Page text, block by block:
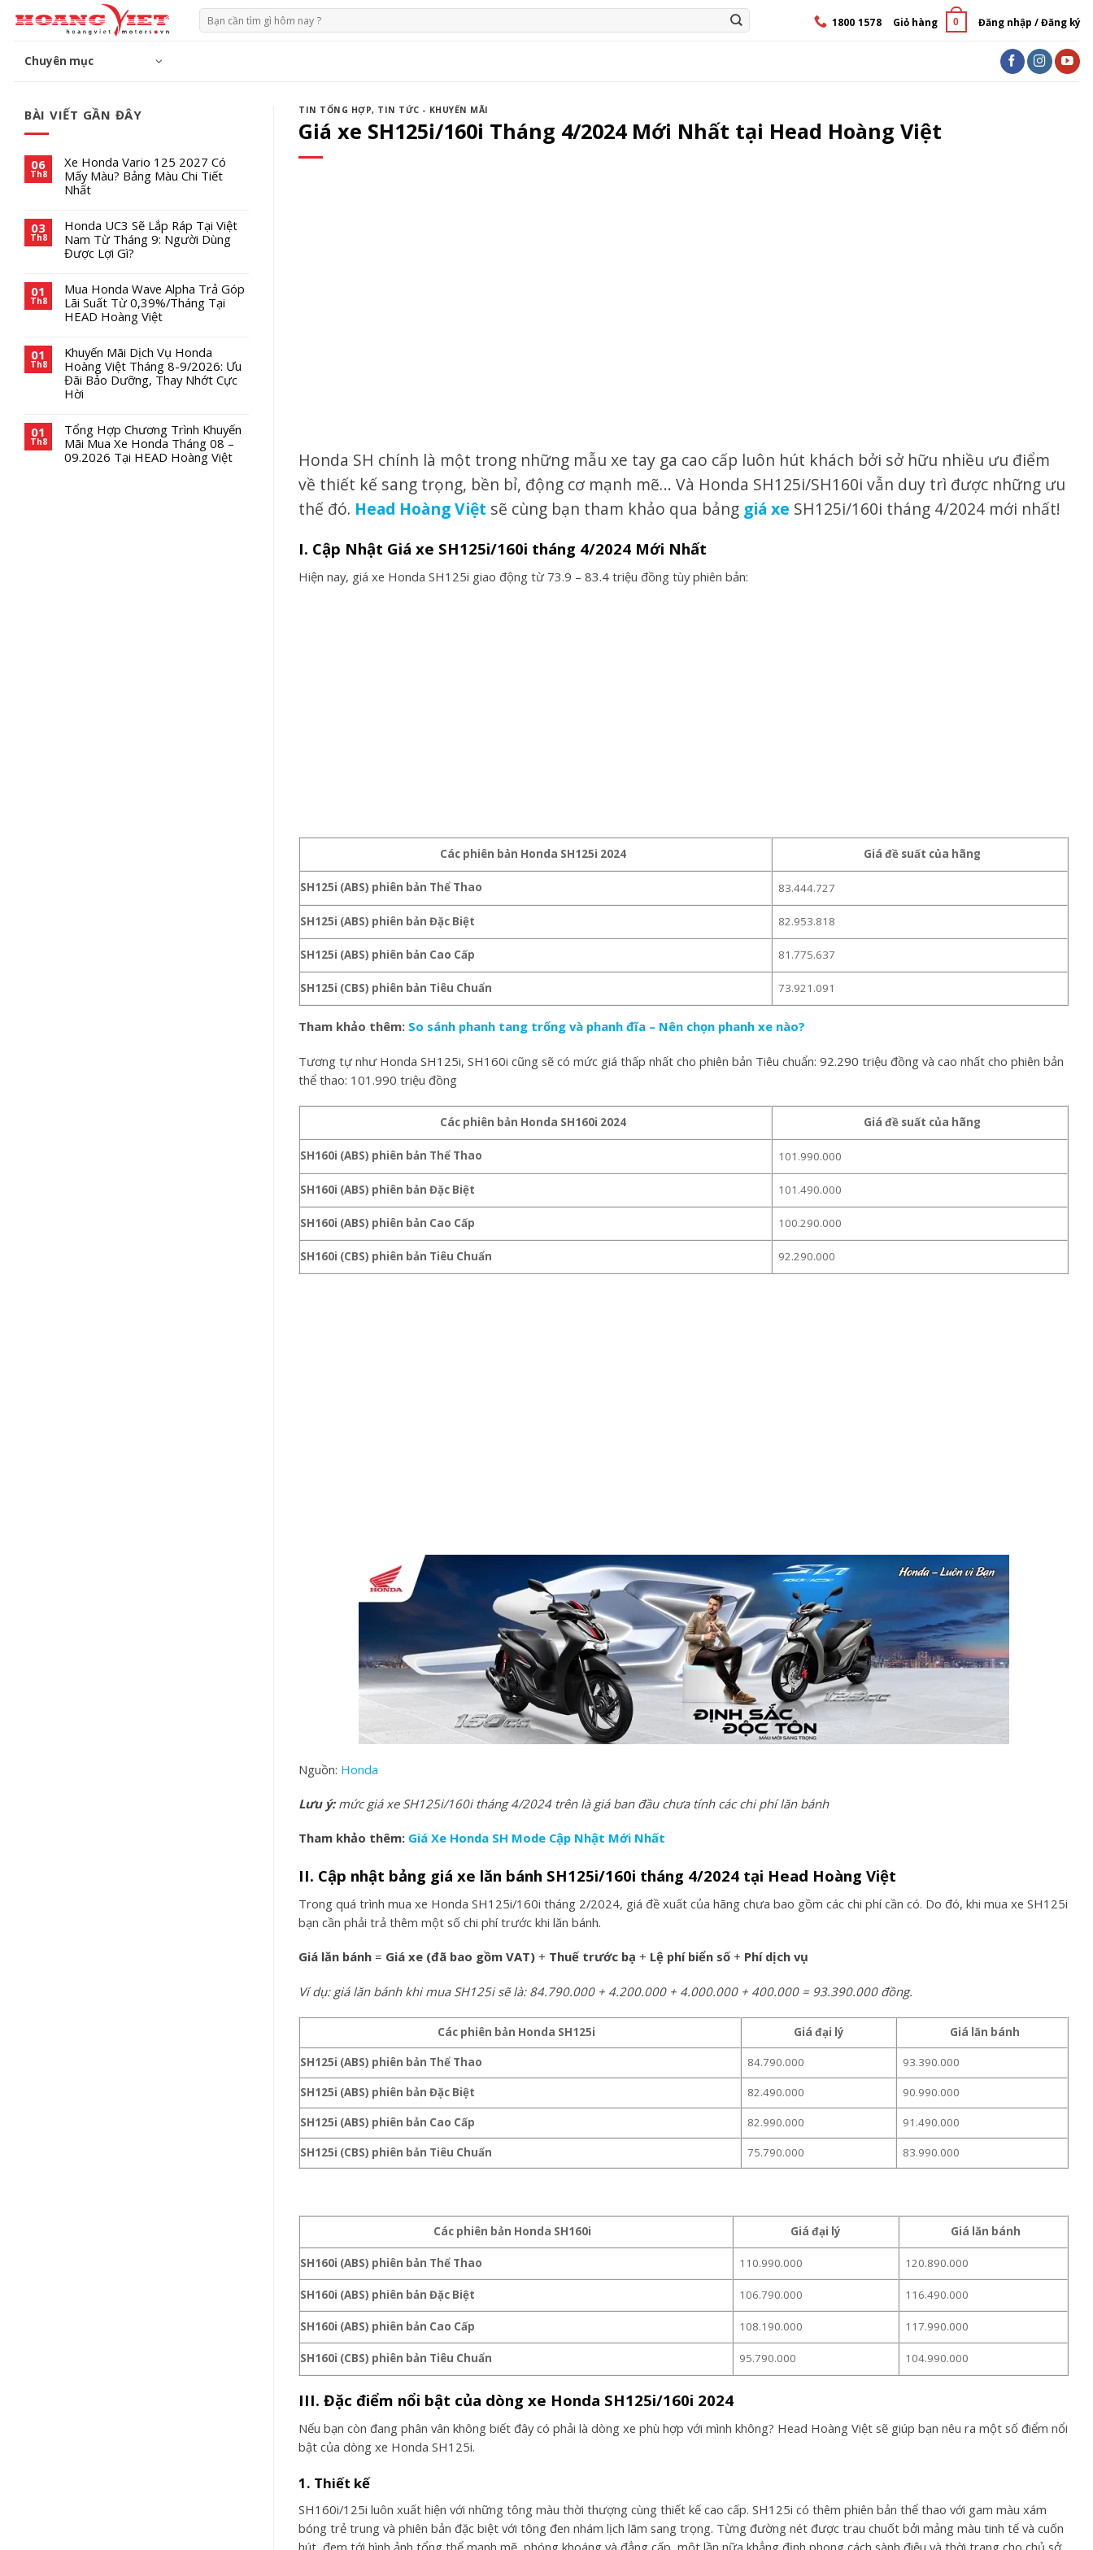
đến
Tìm
kiếm:
1800 1578 Giỏ hàng 0 Đăng nhập / Đăng ký
Chuyên mục
BÀI VIẾT GẦN ĐÂY
06
Th8
Xe Honda Vario 125 2027 Có
Mấy Màu? Bảng Màu Chi Tiết
Nhất
03
Th8
Honda UC3 Sẽ Lắp Ráp Tại Việt
Nam Từ Tháng 9: Người Dùng
Được Lợi Gì?
01
Th8
Mua Honda Wave Alpha Trả Góp
Lãi Suất Từ 0,39%/Tháng Tại
HEAD Hoàng Việt
01
Th8
Khuyến Mãi Dịch Vụ Honda
Hoàng Việt Tháng 8-9/2026: Ưu
Đãi Bảo Dưỡng, Thay Nhớt Cực
Hời
01
Th8
Tổng Hợp Chương Trình Khuyến
Mãi Mua Xe Honda Tháng 08 –
09.2026 Tại HEAD Hoàng Việt
TIN TỔNG HỢP, TIN TỨC - KHUYẾN MÃI
Giá xe SH125i/160i Tháng 4/2024 Mới Nhất tại Head Hoàng Việt
Honda SH chính là một trong những mẫu xe tay ga cao cấp luôn hút khách bởi sở hữu nhiều ưu điểm
về thiết kế sang trọng, bền bỉ, động cơ mạnh mẽ… Và Honda SH125i/SH160i vẫn duy trì được những ưu
thế đó. Head Hoàng Việt sẽ cùng bạn tham khảo qua bảng giá xe SH125i/160i tháng 4/2024 mới nhất!
I. Cập Nhật Giá xe SH125i/160i tháng 4/2024 Mới Nhất
Hiện nay, giá xe Honda SH125i giao động từ 73.9 – 83.4 triệu đồng tùy phiên bản:
Các phiên bản Honda SH125i 2024 Giá đề suất của hãng
SH125i (ABS) phiên bản Thể Thao 83.444.727
SH125i (ABS) phiên bản Đặc Biệt 82.953.818
SH125i (ABS) phiên bản Cao Cấp 81.775.637
SH125i (CBS) phiên bản Tiêu Chuẩn 73.921.091
Tham khảo thêm: So sánh phanh tang trống và phanh đĩa – Nên chọn phanh xe nào?
Tương tự như Honda SH125i, SH160i cũng sẽ có mức giá thấp nhất cho phiên bản Tiêu chuẩn: 92.290 triệu đồng và cao nhất cho phiên bản
thể thao: 101.990 triệu đồng
Các phiên bản Honda SH160i 2024 Giá đề suất của hãng
SH160i (ABS) phiên bản Thể Thao 101.990.000
SH160i (ABS) phiên bản Đặc Biệt 101.490.000
SH160i (ABS) phiên bản Cao Cấp 100.290.000
SH160i (CBS) phiên bản Tiêu Chuẩn 92.290.000
Nguồn: Honda
Lưu ý:mức giá xe SH125i/160i tháng 4/2024 trên là giá ban đầu chưa tính các chi phí lăn bánh
Tham khảo thêm: Giá Xe Honda SH Mode Cập Nhật Mới Nhất
II. Cập nhật bảng giá xe lăn bánh SH125i/160i tháng 4/2024 tại Head Hoàng Việt
Trong quá trình mua xe Honda SH125i/160i tháng 2/2024, giá đề xuất của hãng chưa bao gồm các chi phí cần có. Do đó, khi mua xe SH125i
bạn cần phải trả thêm một số chi phí trước khi lăn bánh.
Giá lăn bánh = Giá xe (đã bao gồm VAT) + Thuế trước bạ + Lệ phí biển số + Phí dịch vụ
Ví dụ: giá lăn bánh khi mua SH125i sẽ là: 84.790.000 + 4.200.000 + 4.000.000 + 400.000 = 93.390.000 đồng.
Các phiên bản Honda SH125i Giá đại lý Giá lăn bánh
SH125i (ABS) phiên bản Thể Thao 84.790.000 93.390.000
SH125i (ABS) phiên bản Đặc Biệt 82.490.000 90.990.000
SH125i (ABS) phiên bản Cao Cấp 82.990.000 91.490.000
SH125i (CBS) phiên bản Tiêu Chuẩn 75.790.000 83.990.000
Các phiên bản Honda SH160i Giá đại lý Giá lăn bánh
SH160i (ABS) phiên bản Thể Thao 110.990.000 120.890.000
SH160i (ABS) phiên bản Đặc Biệt 106.790.000 116.490.000
SH160i (ABS) phiên bản Cao Cấp 108.190.000 117.990.000
SH160i (CBS) phiên bản Tiêu Chuẩn 95.790.000 104.990.000
III. Đặc điểm nổi bật của dòng xe Honda SH125i/160i 2024
Nếu bạn còn đang phân vân không biết đây có phải là dòng xe phù hợp với mình không? Head Hoàng Việt sẽ giúp bạn nêu ra một số điểm nổi
bật của dòng xe Honda SH125i.
1. Thiết kế
SH160i/125i luôn xuất hiện với những tông màu thời thượng cùng thiết kế cao cấp. SH125i có thêm phiên bản thể thao với gam màu xám
bóng trẻ trung và phiên bản đặc biệt với tông đen nhám lịch lãm sang trọng. Từng đường nét được trau chuốt bởi mảng màu tinh tế và cuốn